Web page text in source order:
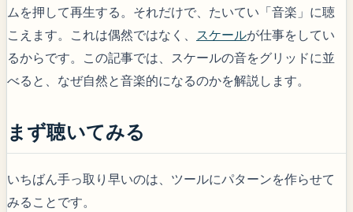
ムを押して再生する。それだけで、たいてい「音楽」に聴
こえます。これは偶然ではなく、
スケールが仕事をしてい
るからです。この記事では、スケールの音をグリッドに並
べると、なぜ自然と音楽的になるのかを解説します。
まず聴いてみる
いちばん手っ取り早いのは、ツールにパターンを作らせて
みることです。